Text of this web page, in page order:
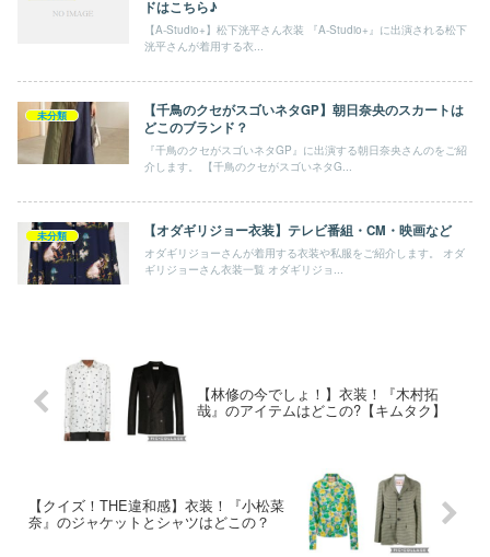
ドはこちら♪
【A-Studio+】松下洸平さん衣装 『A-Studio+』に出演される松下
洸平さんが着用する衣...
未分類
【千鳥のクセがスゴいネタGP】朝日奈央のスカートは
どこのブランド？
『千鳥のクセがスゴいネタGP』に出演する朝日奈央さんのをご紹
介します。 【千鳥のクセがスゴいネタG...
未分類 【オダギリジョー衣装】テレビ番組・CM・映画など
オダギリジョーさんが着用する衣装や私服をご紹介します。 オダ
ギリジョーさん衣装一覧 オダギリジョ...
【林修の今でしょ！】衣装！『木村拓
哉』のアイテムはどこの?【キムタク】
【クイズ！THE違和感】衣装！『小松菜
奈』のジャケットとシャツはどこの？